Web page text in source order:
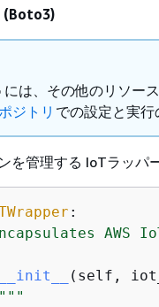
(Boto3)
は、その他のリソー
ジトリ での設定と実行
を管理する IoTラッパ
:
AWS
__init__ ( self,
"""